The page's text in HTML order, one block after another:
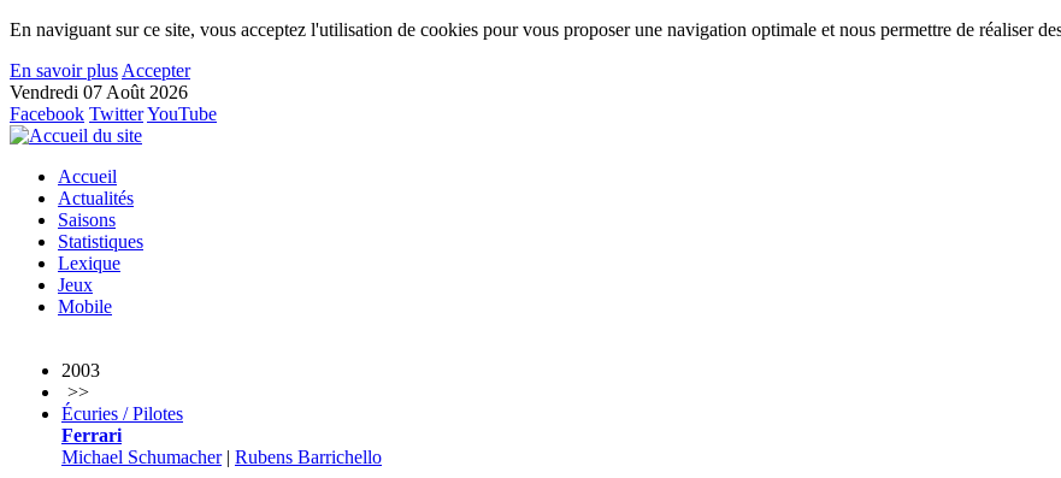
En naviguant sur ce site, vous acceptez l'utilisation de cookies pour vous proposer une navigation optimale et nous permettre de réaliser
En savoir plus Accepter
Vendredi 07 Août 2026
Facebook TwitterYouTube
Accueil
Actualités
Saisons
Statistiques
Lexique
Jeux
Mobile
2003
>>
Écuries / Pilotes
Ferrari
Michael Schumacher| Rubens Barrichello